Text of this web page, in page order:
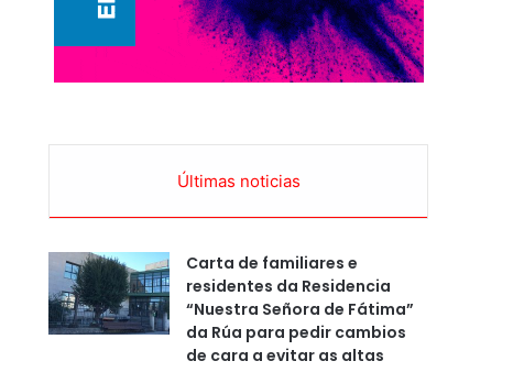
Últimas noticias
Carta de familiares e
residentes da Residencia
“Nuestra Señora de Fátima”
da Rúa para pedir cambios
de cara a evitar as altas